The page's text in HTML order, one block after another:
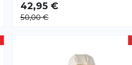
VERFÜGBAR
XSSM
42,95 €
50,00 €